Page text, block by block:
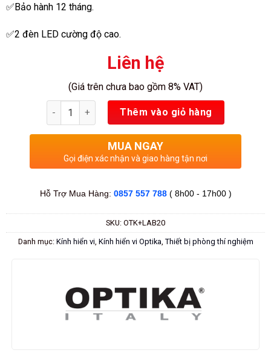
✅Bảo hành 12 tháng.
✅2 đèn LED cường độ cao.
Liên hệ
(Giá trên chưa bao gồm 8% VAT)
Số lượng Thêm vào giỏ hàng
MUA NGAY
Gọi điện xác nhận và giao hàng tận nơi
Hỗ Trợ Mua Hàng: 0857 557 788 ( 8h00 - 17h00 )
SKU: OTK+LAB20
Danh mục: Kính hiển vi, Kính hiển vi Optika, Thiết bị phòng thí nghiệm